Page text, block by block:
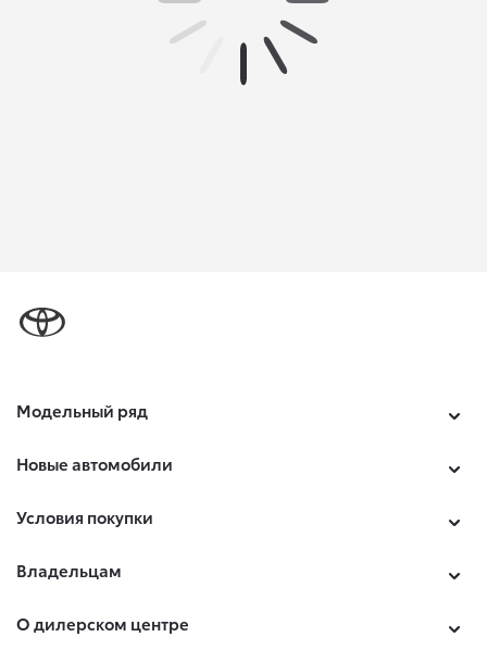
Модельный ряд
Новые автомобили
Условия покупки
Владельцам
О дилерском центре